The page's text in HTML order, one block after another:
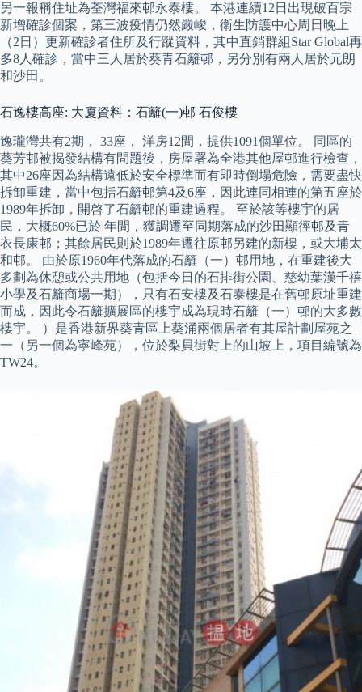
另一報稱住址為荃灣福來邨永泰樓。 本港連續12日出現破百宗
新增確診個案，第三波疫情仍然嚴峻，衛生防護中心周日晚上
（2日）更新確診者住所及行蹤資料，其中直銷群組Star Global再
多8人確診，當中三人居於葵青石籬邨，另分別有兩人居於元朗
和沙田。
石逸樓高座: 大廈資料：石籬(一)邨 石俊樓
逸瓏灣共有2期， 33座， 洋房12間，提供1091個單位。 同區的
葵芳邨被揭發結構有問題後，房屋署為全港其他屋邨進行檢查，
其中26座因為結構遠低於安全標準而有即時倒塌危險，需要盡快
拆卸重建，當中包括石籬邨第4及6座，因此連同相連的第五座於
1989年拆卸，開啓了石籬邨的重建過程。 至於該等樓宇的居
民，大概60%已於 年間，獲調遷至同期落成的沙田顯徑邨及青
衣長康邨；其餘居民則於1989年遷往原邨另建的新樓，或大埔太
和邨。 由於原1960年代落成的石籬（一）邨用地，在重建後大
多劃為休憩或公共用地（包括今日的石排街公園、慈幼葉漢千禧
小學及石籬商場一期），只有石安樓及石泰樓是在舊邨原址重建
而成，因此令石籬擴展區的樓宇成為現時石籬（一）邨的大多數
樓宇。 ）是香港新界葵青區上葵涌兩個居者有其屋計劃屋苑之
一（另一個為寧峰苑），位於梨貝街對上的山坡上，項目編號為
TW24。